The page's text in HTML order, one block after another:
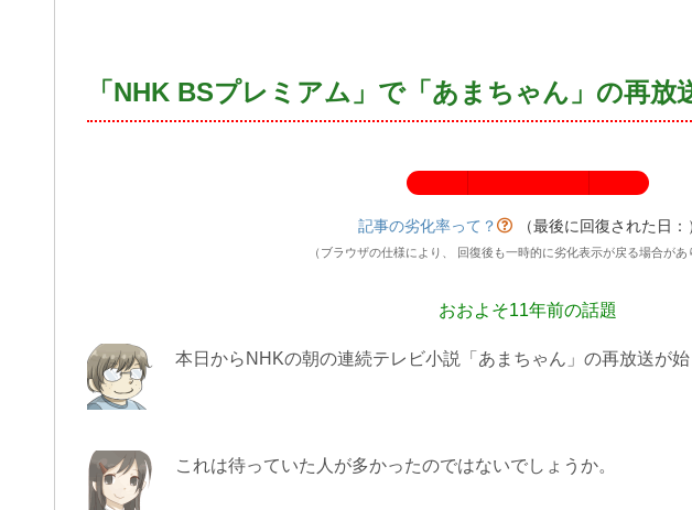
「NHK BSプレミアム」で「あまちゃん」の再放
記事の劣化率って？ （最後に回復された日：
（ブラウザの仕様により、 回復後も一時的に劣化表示が戻る場合があ
おおよそ11年前の話題
本日からNHKの朝の連続テレビ小説「あまちゃん」の再放送が始
これは待っていた人が多かったのではないでしょうか。